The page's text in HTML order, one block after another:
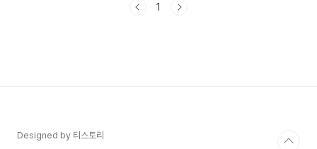
1
Designed by 티스토리